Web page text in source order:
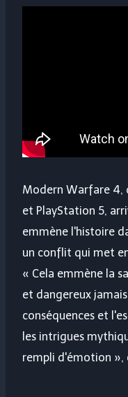
Modern Warfare 4,
et PlayStation 5,
emmène l'histoire
un conflit qui met
« Cela emmène la
et dangereux
conséquences et
les intrigues
rempli d'émotion »,